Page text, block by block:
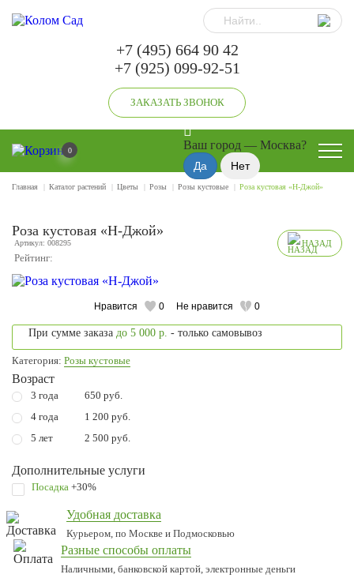
+7 (495) 664 90 42
+7 (925) 099-92-51
ЗАКАЗАТЬ ЗВОНОК
0 Ваш город — Москва?
Главная Каталог растений Цветы Розы Розы кустовые Роза кустовая «Н-Джой»
Роза кустовая «Н-Джой»
Артикул: 008295
Рейтинг:
НАЗАД
Нравится 0 Не нравится 0
При сумме заказа до 5 000 р. - только самовывоз
Категория: Розы кустовые
Возраст
3 года
650 руб.
4 года
1 200 руб.
5 лет
2 500 руб.
Дополнительные услуги
Посадка +30%
Удобная доставка
Курьером, по Москве и Подмосковью
Разные способы оплаты
Наличными, банковской картой, электронные деньги